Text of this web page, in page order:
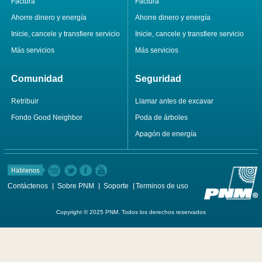
Ahorre dinero y energía
Inicie, cancele y transfiere servicio
Más servicios
Ahorre dinero y energía
Inicie, cancele y transfiere servicio
Más servicios
Comunidad
Retribuir
Fondo Good Neighbor
Seguridad
Llamar antes de excavar
Poda de árboles
Apagón de energía
Contáctenos Sobre PNM Soporte Terminos de uso
Copyright © 2025 PNM. Todos los derechos reservados